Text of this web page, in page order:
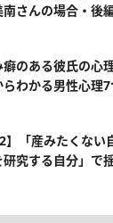
南さんの場合・後
癖のある彼氏の心
らわかる男性心理7
】「産みたくな
研究する自分」で